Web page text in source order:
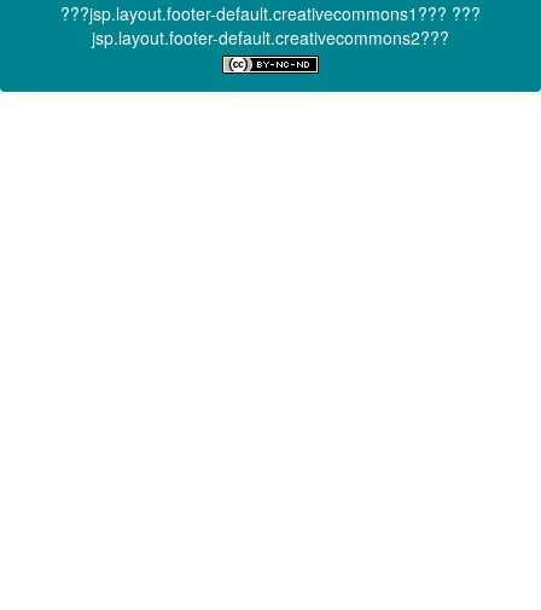
???jsp.layout.footer-default.creativecommons1??? ???
jsp.layout.footer-default.creativecommons2???